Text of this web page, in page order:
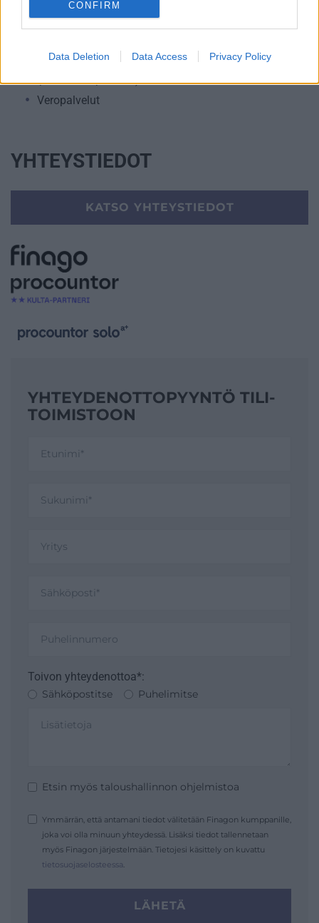
CONFIRM
Data Deletion Data Access Privacy Policy
Talouspäällikköpalvelut
Yrityksen elinkaarenhallinta (esim. yrityksen
perustamispalvelut)
Veropalvelut
YHTEYSTIEDOT
KATSO YHTEYSTIEDOT
YHTEYDENOTTO­PYYNTÖ TILI­
TOIMISTOON
Toivon yhteydenottoa*:
Sähköpostitse Puhelimitse
Etsin myös taloushallinnon ohjelmistoa
Ymmärrän, että antamani tiedot välitetään Finagon kumppanille,
joka voi olla minuun yhteydessä. Lisäksi tiedot tallennetaan
myös Finagon järjestelmään. Tietojesi käsittely on kuvattu
tietosuojaselosteessa .
LÄHETÄ